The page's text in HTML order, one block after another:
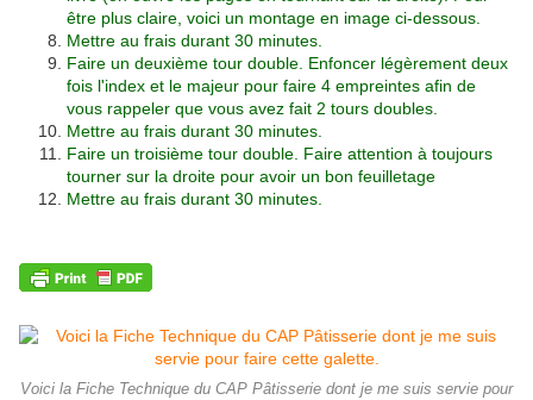
être plus claire, voici un montage en image ci-dessous.
Mettre au frais durant 30 minutes.
Faire un deuxième tour double. Enfoncer légèrement deux
fois l'index et le majeur pour faire 4 empreintes afin de
vous rappeler que vous avez fait 2 tours doubles.
Mettre au frais durant 30 minutes.
Faire un troisième tour double. Faire attention à toujours
tourner sur la droite pour avoir un bon feuilletage
Mettre au frais durant 30 minutes.
Voici la Fiche Technique du CAP Pâtisserie dont je me suis servie pour